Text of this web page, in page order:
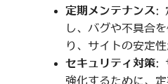
定期メンテナンス:
し、バグや不具合
り、サイトの安定性
セキュリティ対策:
強化するために、